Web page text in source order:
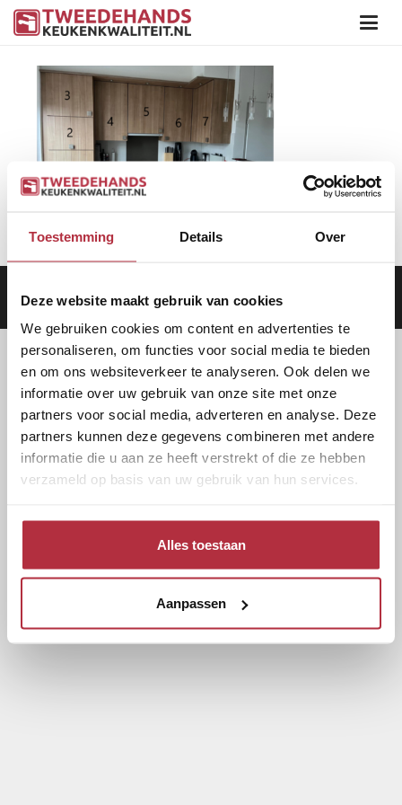
Toestemming Details Over
Deze website maakt gebruik van cookies
We gebruiken cookies om content en advertenties te
personaliseren, om functies voor social media te bieden
en om ons websiteverkeer te analyseren. Ook delen we
informatie over uw gebruik van onze site met onze
partners voor social media, adverteren en analyse. Deze
partners kunnen deze gegevens combineren met andere
informatie die u aan ze heeft verstrekt of die ze hebben
verzameld op basis van uw gebruik van hun services.
Alles toestaan
Aanpassen
Aanbod|Keukens| Levering |Garantie|